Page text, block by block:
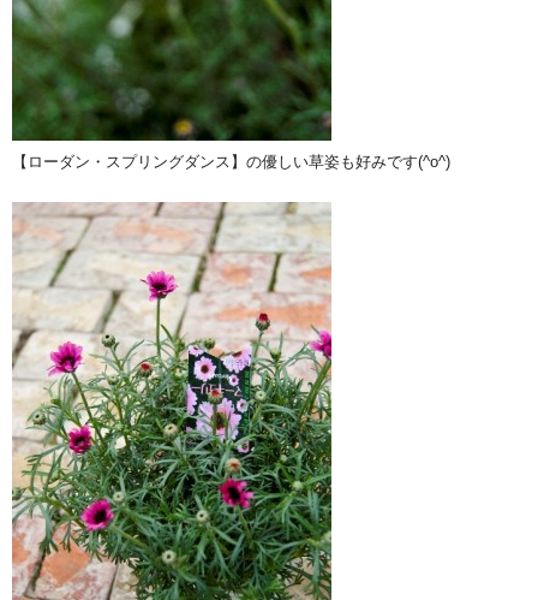
【ローダン・スプリングダンス】の優しい草姿も好みです(^o^)